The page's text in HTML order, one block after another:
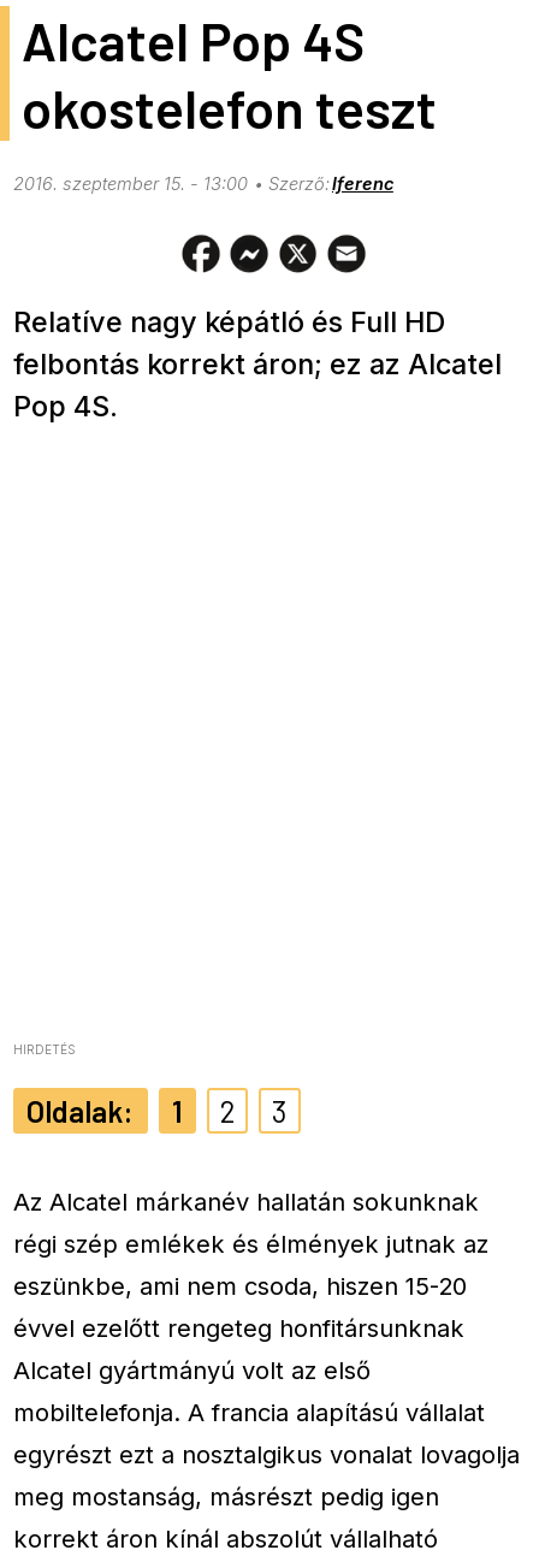
Alcatel Pop 4S
okostelefon teszt
2016. szeptember 15. - 13:00 lferenc
Relatíve nagy képátló és Full HD
felbontás korrekt áron; ez az Alcatel
Pop 4S.
HIRDETÉS
1 2 3
Az Alcatel márkanév hallatán sokunknak
régi szép emlékek és élmények jutnak az
eszünkbe, ami nem csoda, hiszen 15-20
évvel ezelőtt rengeteg honfitársunknak
Alcatel gyártmányú volt az első
mobiltelefonja. A francia alapítású vállalat
egyrészt ezt a nosztalgikus vonalat lovagolja
meg mostanság, másrészt pedig igen
korrekt áron kínál abszolút vállalható